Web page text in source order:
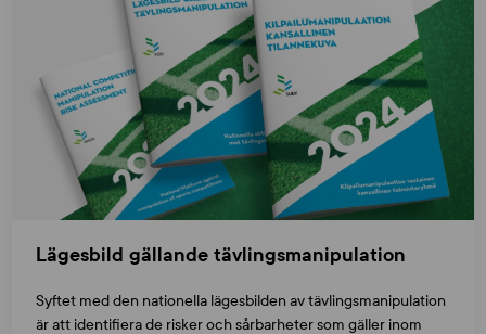
Lägesbild gällande tävlingsmanipulation
Syftet med den nationella lägesbilden av tävlingsmanipulation
är att identifiera de risker och sårbarheter som gäller inom